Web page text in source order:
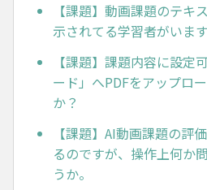
【課題】動画課題のテキ
示されてる学習者がいます
【課題】課題内容に設定
ード」へPDFをアップロ
か？
【課題】AI動画課題の評
るのですが、操作上何か
うか。